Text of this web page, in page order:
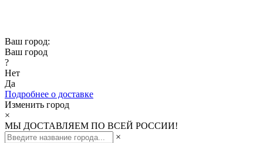
Ваш город:
Ваш город
?
Нет
Да
Подробнее о доставке
Изменить город
×
МЫ ДОСТАВЛЯЕМ ПО ВСЕЙ РОССИИ!
×